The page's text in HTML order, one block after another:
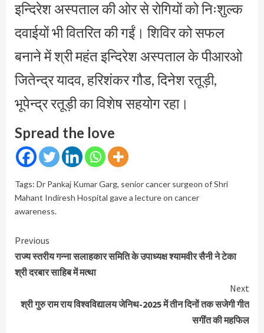
इन्दिरेश अस्पताल की ओर से रोगियों को निःशुल्क
दवाईयों भी वितरित की गईं। शिविर को सफल
बनाने में श्री महंत इन्दिरेश अस्पताल के पीआरओ
जितेन्द्र यादव, हरिशंकर गौड, दिनेश रतूड़ी,
भूपेन्द्र रतूड़ी का विशेष सहयोग रहा।
Spread the love
Tags: Dr Pankaj Kumar Garg, senior cancer surgeon of Shri
Mahant Indiresh Hospital gave a lecture on cancer
awareness.
Continue
Reading
Previous
राज्य स्तरीय गन्ना सलाहकार समिति के उपाध्यक्ष श्यामवीर सैनी ने टेका
श्री दरबार साहिब में मत्था
Next
श्री गुरु राम राय विश्वविद्यालय जेनिथ-2025 में तीन दिनों तक सजेगी गीत
सगींत की महफिल